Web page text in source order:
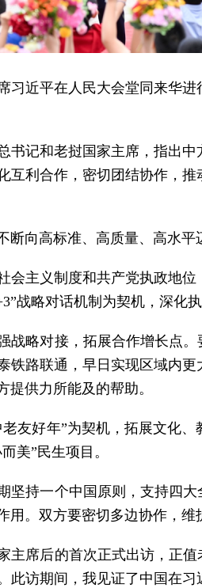
习近平在人民大会堂同来华
书记和老挝国家主席，指出
互利合作，密切团结协作，
向高标准、高质量、高水平
会主义制度和共产党执政地
战略对话机制为契机，深化
略对接，拓展合作增长点
铁路联通，早日实现区域内
供力所能及的帮助。
友好年”为契机，拓展文化
美”民生项目。
持一个中国原则，支持四
。双方要密切多边协作，维
席后的首次正式出访，正
访期间，我见证了中国在